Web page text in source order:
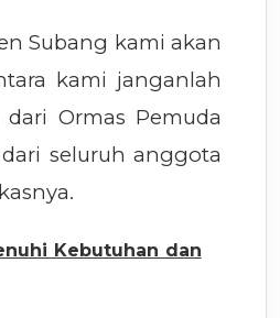
Subang kami akan
kami janganlah
Ormas Pemuda
seluruh anggota
Kebutuhan dan